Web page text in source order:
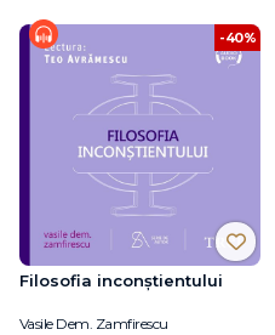
-40%
Filosofia inconștientului
Vasile Dem. Zamfirescu